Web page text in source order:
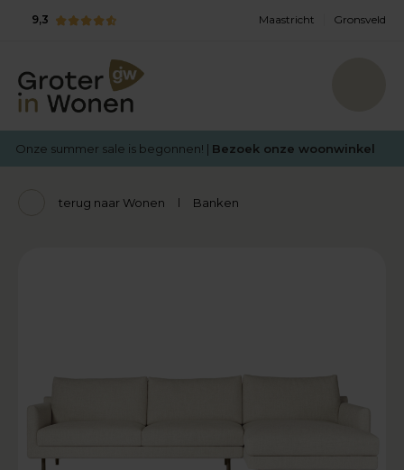
9,3 Maastricht Gronsveld
Onze summer sale is begonnen! | Bezoek onze woonwinkel
terug naar Wonen Banken